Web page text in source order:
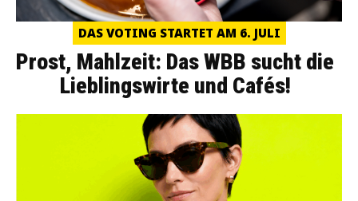
DAS VOTING STARTET AM 6. JULI
Prost, Mahlzeit: Das WBB sucht die
Lieblingswirte und Cafés!